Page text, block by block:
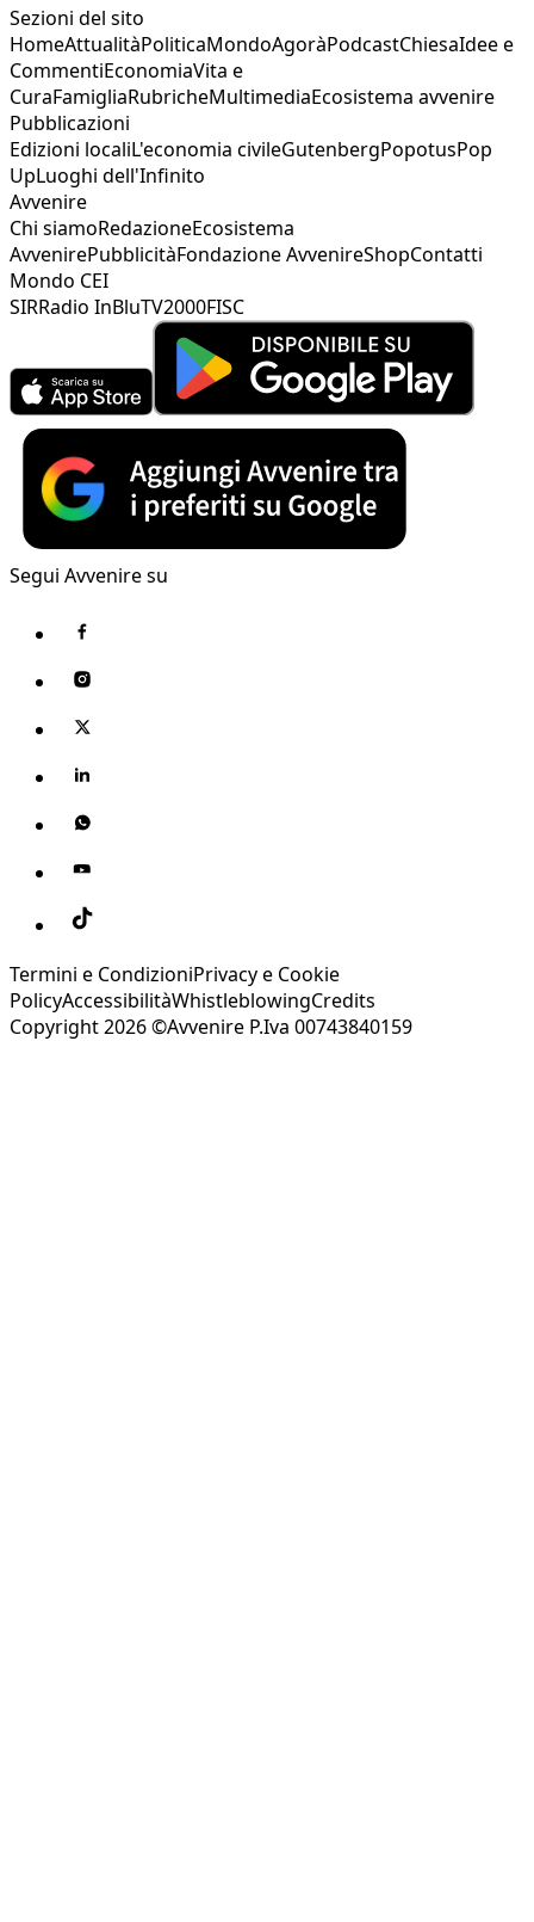
Sezioni del sito
HomeAttualitàPoliticaMondoAgoràPodcastChiesaIdee e
CommentiEconomiaVita e
CuraFamigliaRubricheMultimediaEcosistema avvenire
Pubblicazioni
Edizioni localiL'economia civileGutenbergPopotusPop
UpLuoghi dell'Infinito
Avvenire
Chi siamoRedazioneEcosistema
AvvenirePubblicitàFondazione AvvenireShopContatti
Mondo CEI
SIRRadio InBluTV2000FISC
Segui Avvenire su
Termini e CondizioniPrivacy e Cookie
PolicyAccessibilitàWhistleblowingCredits
Copyright 2026 ©Avvenire P.Iva 00743840159